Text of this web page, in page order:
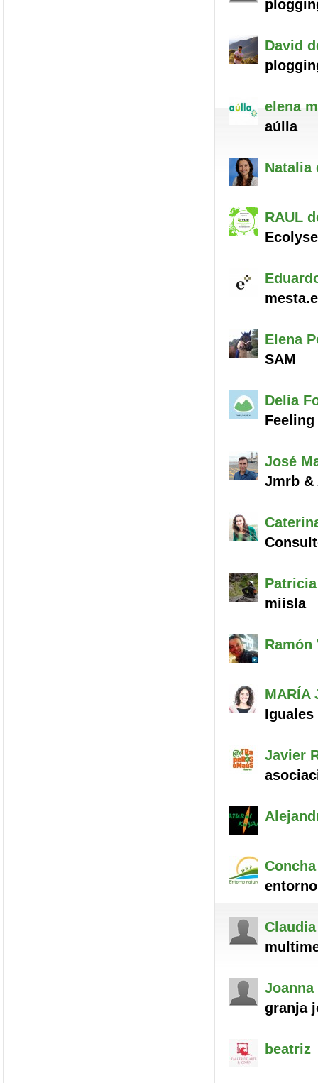
David
elena
aúlla
Natalia
RAUL
Elena
SAM
Delia
José
Jmrb &
Patricia
miisla
Ramón
MARÍA
Iguales
Javier
Concha
Claudia
Joanna
granja
beatriz